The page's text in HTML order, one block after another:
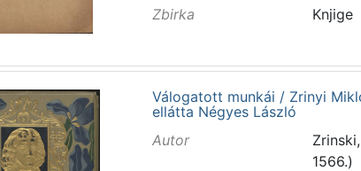
Zbirka
Knjige
Válogatott munkái / Zrinyi
ellátta Négyes László
Autor
1566.)